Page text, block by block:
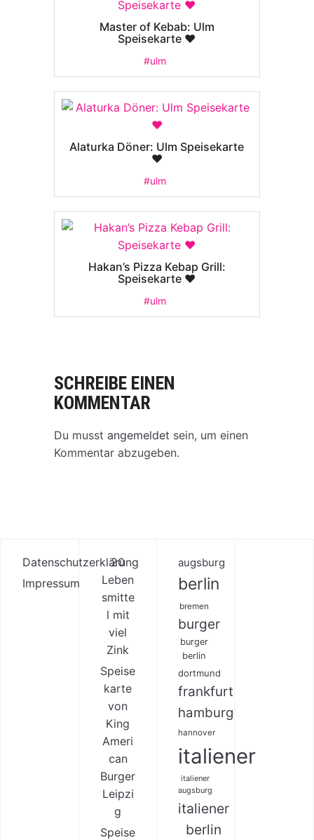
Master of Kebab: Ulm
Speisekarte ❤️
#ulm
Alaturka Döner: Ulm Speisekarte
❤️
#ulm
Hakan’s Pizza Kebap Grill:
Speisekarte ❤️
#ulm
SCHREIBE EINEN
KOMMENTAR
Du musst angemeldet sein, um einen
Kommentar abzugeben.
Datenschutzerklärung
Impressum
20
Leben
smitte
l mit
viel
Zink
Speise
karte
von
King
Ameri
can
Burger
Leipzi
g
Speise
augsburg
berlin
bremen
burger
burger
berlin
dortmund
frankfurt
hamburg
hannover
italiener
italiener
augsburg
italiener
berlin